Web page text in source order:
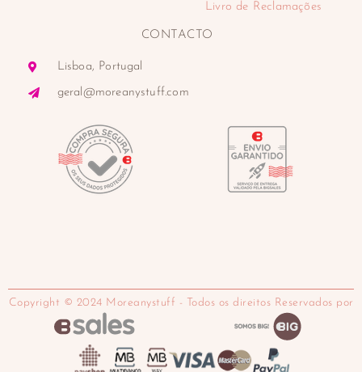
Livro de Reclamações
CONTACTO
Lisboa, Portugal
geral@moreanystuff.com
Copyright © 2024 Moreanystuff - Todos os direitos Reservados por